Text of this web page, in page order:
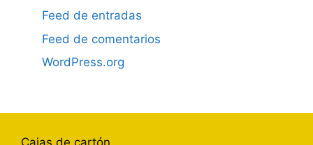
Feed de entradas
Feed de comentarios
WordPress.org